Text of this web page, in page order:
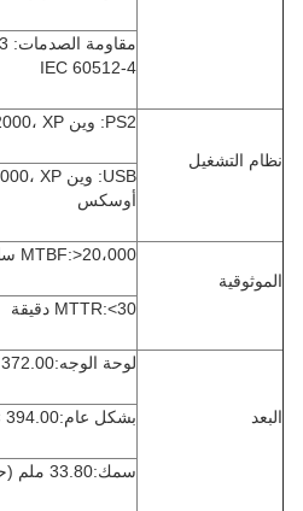
IEC 60512-4
نظام التشغيل
PS2: وين NT4، 98SE، 98ME، 2000، XP
أوسكس
الموثوقية
MTBF:>20،000 ساعة
MTTR:<30 دقيقة
البعد
لوحة الوجه:372.00 × 102.00 ملم
بشكل عام:394.00 × 123.80 ملم
سمك:33.80 ملم (حتى حيث يمتد أعلى جزء)